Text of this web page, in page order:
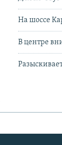
На шоссе
В центре